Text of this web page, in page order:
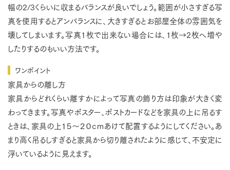
幅の2/3くらいに収まるバランスが良いでしょう。範囲が小さすぎる写
真を使用するとアンバランスに、大きすぎるとお部屋全体の雰囲気を
壊してしまいます。写真1枚で出来ない場合には、1枚→2枚へ増や
したりするのもいい方法です。
ワンポイント
家具からの離し方
家具からどれくらい離すかによって写真の飾り方は印象が大きく変
わってきます。写真やポスター、ポストカードなどを家具の上に吊るす
ときは、家具の上１５～２０ｃｍあけて配置するようにしてください。あ
まり高く吊るしすぎると家具から切り離されたように感じて、不安定に
浮いているように見えます。